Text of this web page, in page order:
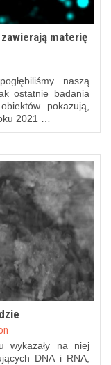
materię
naszą
ostatnie badania
pokazują,
2021 …
wykazały na niej
DNA i RNA,